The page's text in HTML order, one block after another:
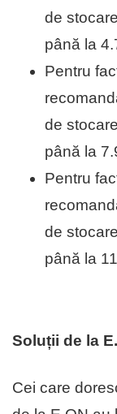
de
până la
Pentru
de
până la
Pentru
de
până la
Soluții de la
Cei care